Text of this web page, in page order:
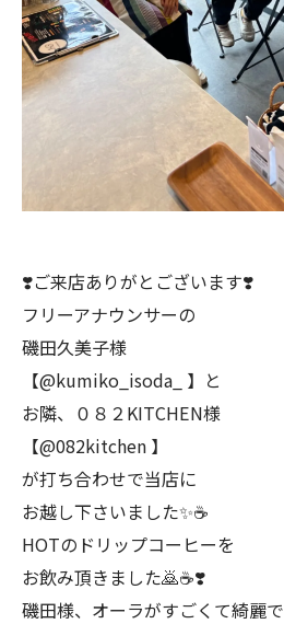
❣️ご来店ありがとございます❣️
フリーアナウンサーの
磯田久美子様
【@kumiko_isoda_ 】と
お隣、０８２KITCHEN様
【@082kitchen 】
が打ち合わせで当店に
お越し下さいました✨☕️
HOTのドリップコーヒーを
お飲み頂きました🙇☕️❣️
磯田様、オーラがすごくて綺麗で